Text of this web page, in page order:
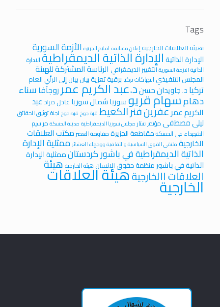
Tags
iهيئة العلاقات الخارجية إعلان مسابقة اقليم الجزيرة الأزمة السورية
الإدارة الذاتيةالإدارة الذاتية الديمقراطيةالادارة
الذاتية الازمة السوريةالتغيير الديمغرافي الرئاسة المشتركة للهيئة
المجلس التنفيذيانتهاكات تركيا برقية تعزيةبيان بيان إلى الرأي العام
تركياد. جاويدان حسند.عبد الكريم عمرروجآفاسناء
دهامسهام قريوسورياشمال سورياعادل مرادعبد
الكريم عمرعفرينفنر الكعيط قرة جوخ قره جوخ لجنة توثيق الحقائق
ليلى مصطفىمؤتمر ستار مجلس سوريا الديمقراطية مدينة الحسكة مراسيم
الشهداء في الحسكةمقاطعة الجزيرةمقاومة العصرمكتب العلاقات
الخارجية ملتقى القوى السياسية والثقافية ووجهاء العشائر ممثلية الإدارة
الذاتية الديمقراطية في باشور كردستانممثلية الإدارة
الذاتية في باشور منظمة حقوق الانسان هيئة الخارجية هيئة
العلاقات االخارجيةهيئة العلاقات الخارجية